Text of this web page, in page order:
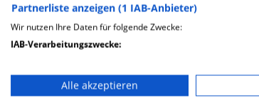
Karte
+
Partnerliste anzeigen (1 IAB-Anbieter)
Wir nutzen Ihre Daten für folgende Zwecke:
IAB-Verarbeitungszwecke:
Verwendung reduzierter Daten zur Auswahl
Alle akzeptieren